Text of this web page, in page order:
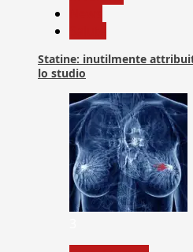
Statine: inutilmente
lo studio